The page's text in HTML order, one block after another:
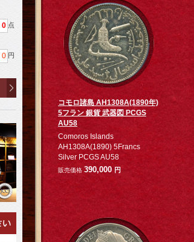
0 点
0 円
コモロ諸島 AH1308A(1890年)
5フラン 銀貨 武器図 PCGS
AU58
Comoros Islands
AH1308A(1890) 5Francs
Silver PCGS AU58
販売価格 390,000 円